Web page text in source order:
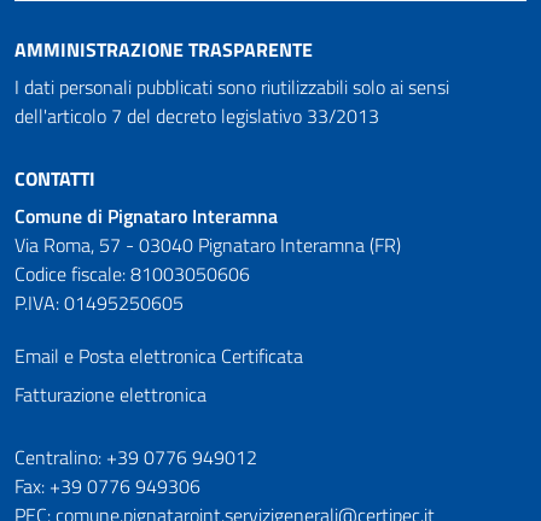
AMMINISTRAZIONE TRASPARENTE
I dati personali pubblicati sono riutilizzabili solo ai sensi
dell'articolo 7 del decreto legislativo 33/2013
CONTATTI
Comune di Pignataro Interamna
Via Roma, 57 - 03040 Pignataro Interamna (FR)
Codice fiscale: 81003050606
P.IVA: 01495250605
Email e Posta elettronica Certificata
Fatturazione elettronica
Numeri utili
Centralino: +39 0776 949012
Fax: +39 0776 949306
PEC: comune.pignataroint.servizigenerali@certipec.it